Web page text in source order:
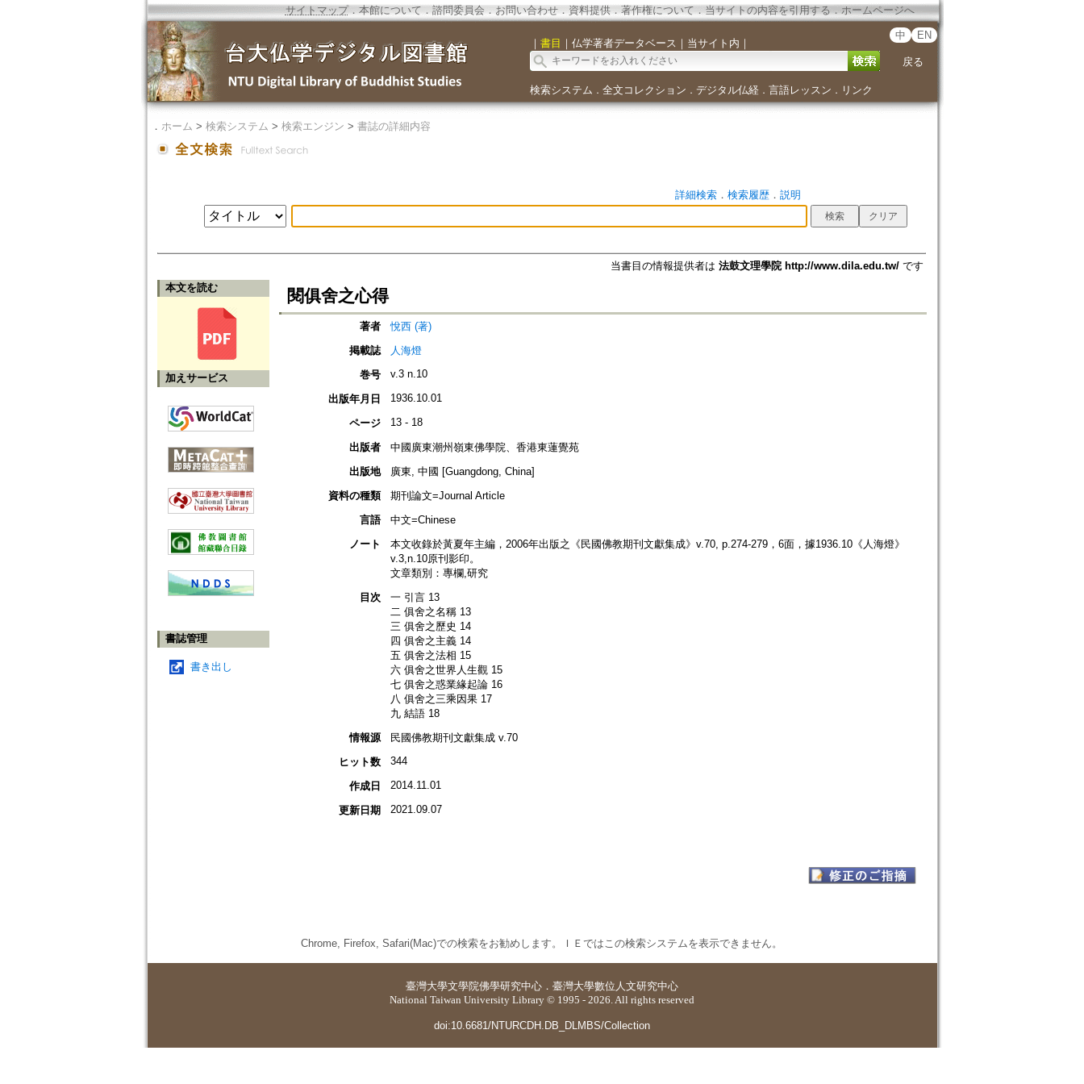
サイトマップ．本館について ． 諮問委員会． お問い合わせ． 資料提供． 著作権について．当サイトの内容を引用する ． ホームページへ
｜ 書目 ｜ 仏学著者データベース ｜ 当サイト内 ｜
中 EN
戻る
検索システム ． 全文コレクション ． デジタル仏経． 言語レッスン ． リンク
． ホーム > 検索システム > 検索エンジン > 書誌の詳細内容
詳細検索． 検索履歴． 説明
当書目の情報提供者は 法鼓文理學院 http://www.dila.edu.tw/です
本文を読む
加えサービス
書誌管理
書き出し
閱俱舍之心得
著者
悅西 (著)
掲載誌
人海燈
巻号
v.3 n.10
出版年月日 1936.10.01
ページ 13 - 18
出版者
中國廣東潮州嶺東佛學院、香港東蓮覺苑
出版地
廣東, 中國 [Guangdong, China]
資料の種類
期刊論文=Journal Article
言語
中文=Chinese
ノート
本文收錄於黃夏年主編，2006年出版之《民國佛教期刊文獻集成》v.70, p.274-279，6面，據1936.10《人海燈》
v.3,n.10原刊影印。
文章類別：專欄,研究
目次
一 引言 13
二 俱舍之名稱 13
三 俱舍之歷史 14
四 俱舍之主義 14
五 俱舍之法相 15
六 俱舍之世界人生觀 15
七 俱舍之惑業緣起論 16
八 俱舍之三乘因果 17
九 結語 18
情報源
民國佛教期刊文獻集成 v.70
ヒット数
344
作成日 2014.11.01
更新日期 2021.09.07
Chrome, Firefox, Safari(Mac)での検索をお勧めします。ＩＥではこの検索システムを表示できません。
臺灣大學文學院佛學研究中心 ． 臺灣大學數位人文研究中心
National Taiwan University Library © 1995 - 2026. All rights reserved
doi:10.6681/NTURCDH.DB_DLMBS/Collection